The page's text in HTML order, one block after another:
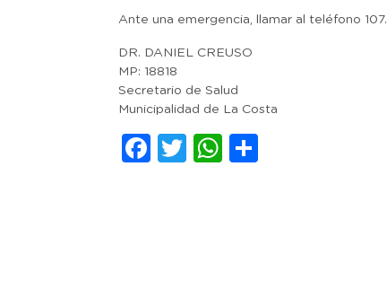
Ante una emergencia, llamar al teléfono 107.
DR. DANIEL CREUSO
MP: 18818
Secretario de Salud
Municipalidad de La Costa
Facebook
TwitterWhatsApp